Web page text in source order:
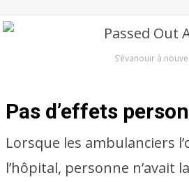
S’évanouir à
Pas d’effets
Lorsque les ambulanciers
l’hôpital, personne n’avait